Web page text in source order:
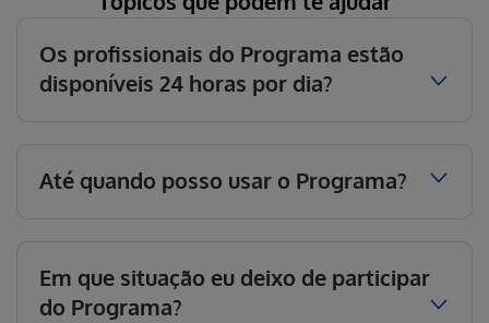
Os profissionais do Programa estão
disponíveis 24 horas por dia?
Até quando posso usar o Programa?
Em que situação eu deixo de participar
do Programa?